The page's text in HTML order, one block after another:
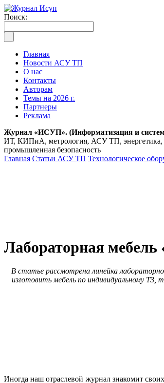
Поиск:
Главная
Новости АСУ ТП
О нас
Контакты
Авторам
Темы на 2026 г.
Партнеры
Реклама
Журнал «ИСУП». (Информатизация и
ИТ, КИПиА, метрология, АСУ ТП, энергетика,
промышленная безопасность
Главная Статьи АСУ ТП Технологическое
Лабораторная мебель
В статье рассмотрена линейка
изготовить мебель по индивидуальному
Иногда наш отраслевой журнал знакомит